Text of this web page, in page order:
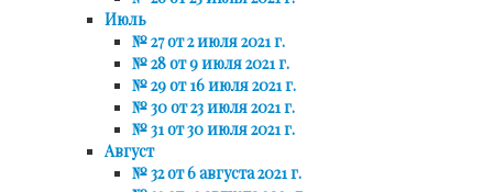
Июль
№ 27 от 2 июля 2021 г.
№ 28 от 9 июля 2021 г.
№ 29 от 16 июля 2021 г.
№ 30 от 23 июля 2021 г.
№ 31 от 30 июля 2021 г.
Август
№ 32 от 6 августа 2021 г.